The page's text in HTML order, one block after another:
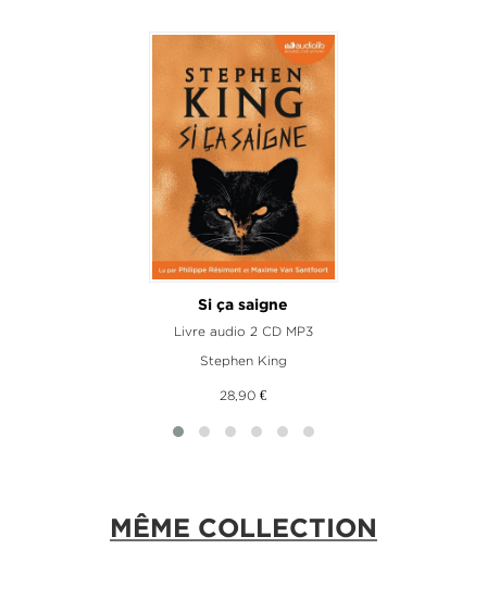
Si ça saigne
Livre audio 2 CD MP3
Stephen King
28,90 €
MÊME COLLECTION